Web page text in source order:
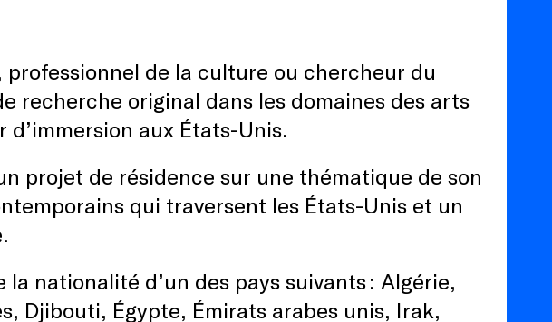
de la culture ou chercheur du
recherche original dans les domaines des arts
aux États-Unis.
projet de résidence sur une thématique de son
qui traversent les États-Unis et un
nationalité d’un des pays suivants : Algérie,
Djibouti, Égypte, Émirats arabes unis, Irak,